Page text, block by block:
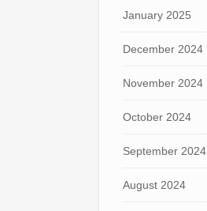
January 2025
December 2024
November 2024
October 2024
September 2024
August 2024